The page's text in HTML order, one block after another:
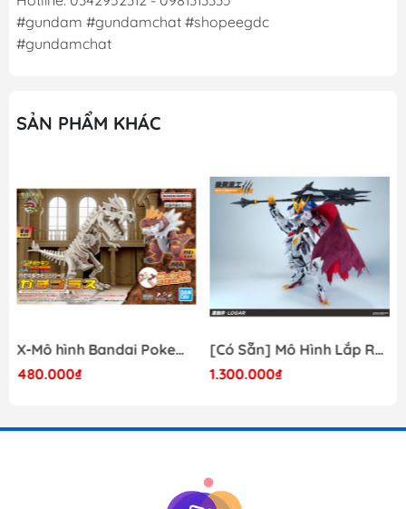
#gundam #gundamchat #shopeegdc
#gundamchat
SẢN PHẨM KHÁC
X-Mô hình Bandai Pokemon PLAMO COLLECTION Fossil Pokemon Series Tyrantrum
480.000₫
[Có Sẵn] Mô Hình Lắp Ráp 1/60 Barbatos Logar Wolf Remains Meavy Industries
1.300.000₫